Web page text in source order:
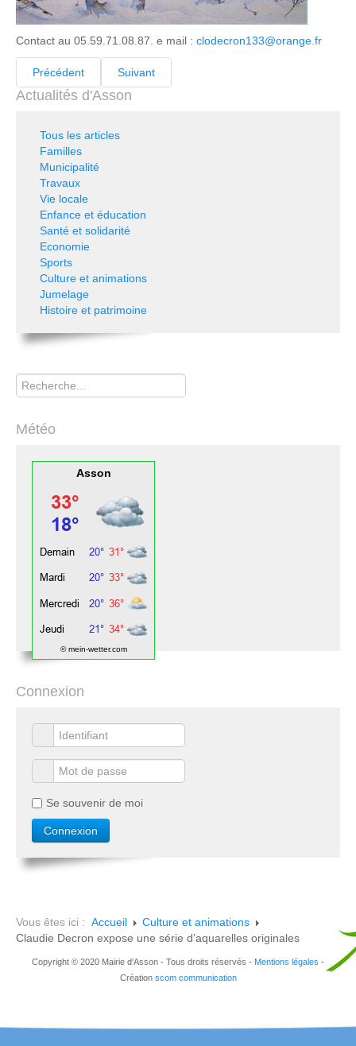
Contact au 05.59.71.08.87. e mail : clodecron133@orange.fr
Précédent Suivant
Actualités d'Asson
Tous les articles
Familles
Municipalité
Travaux
Vie locale
Enfance et éducation
Santé et solidarité
Economie
Sports
Culture et animations
Jumelage
Histoire et patrimoine
Rechercher
Météo
Asson
© mein-wetter.com
Connexion
Se souvenir de moi
Vous êtes ici : Accueil
Culture et animations
Claudie Decron expose une série d’aquarelles originales
Copyright © 2020 Mairie d'Asson - Tous droits réservés - Mentions légales -
Création scom communication